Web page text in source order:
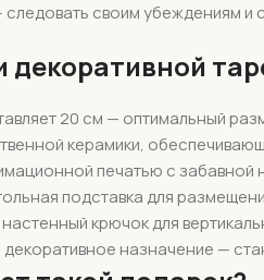
следовать своим убеждениям
декоративной
20 см — оптимальный
керамики,
печатью с забавной
подставка для
крючок для
назначение —